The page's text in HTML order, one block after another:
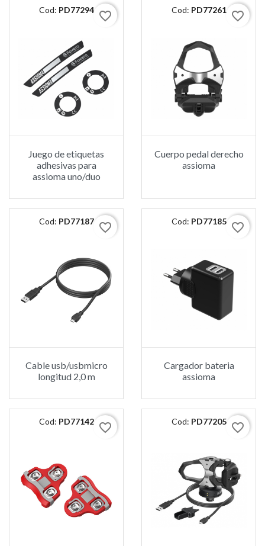
Cod: PD77294 favorite_border
Juego de etiquetas
adhesivas para
assioma uno/duo
Cod: PD77261 favorite_border
Cuerpo pedal derecho
assioma
Cod: PD77187 favorite_border
Cable usb/usbmicro
longitud 2,0 m
Cod: PD77185 favorite_border
Cargador bateria
assioma
Cod: PD77142 favorite_border Cod: PD77205 favorite_border